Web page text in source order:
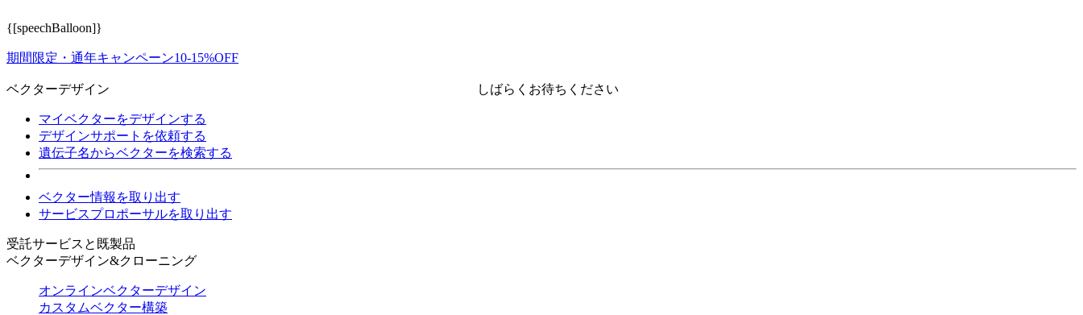
{[speechBalloon]}
期間限定・通年キャンペーン10-15%OFF
しばらくお待ちください
ベクターデザイン
マイベクターをデザインする
デザインサポートを依頼する
遺伝子名からベクターを検索する
ベクター情報を取り出す
サービスプロポーサルを取り出す
受託サービスと既製品
ベクターデザイン&クローニング
オンラインベクターデザイン
カスタムベクター構築